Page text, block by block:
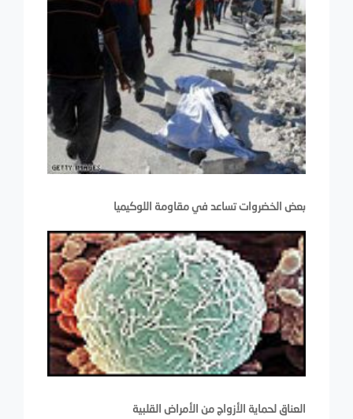
بعض الخضروات تساعد في مقاومة اللوكيميا
العناق لحماية الأزواج من الأمراض القلبية